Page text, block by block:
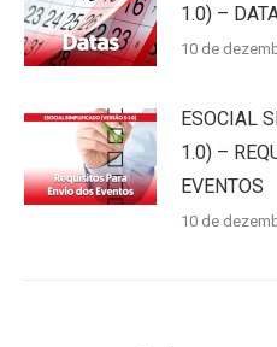
1.0) –
10 de
ESOCIAL
1.0) –
EVENTOS
10 de